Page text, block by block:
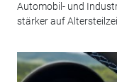
Automobil- und
stärker auf